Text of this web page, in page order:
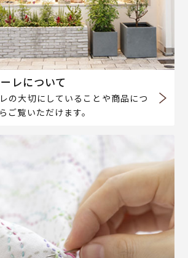
レについて
の大切にしていることや商品につ
ご覧いただけます。